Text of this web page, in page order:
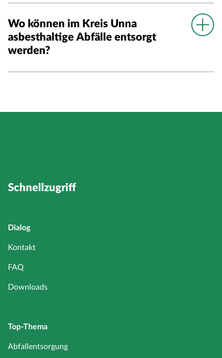
Wo können im Kreis Unna
asbesthaltige Abfälle entsorgt
werden?
Schnellzugriff
Dialog
Kontakt
FAQ
Downloads
Top-Thema
Abfallentsorgung